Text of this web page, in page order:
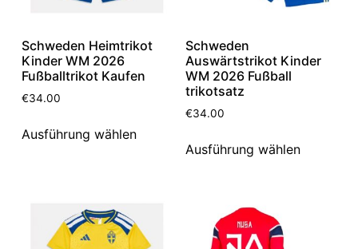
Schweden Heimtrikot
Kinder WM 2026
Fußballtrikot Kaufen
€34.00
Ausführung wählen
Schweden
Auswärtstrikot Kinder
WM 2026 Fußball
trikotsatz
€34.00
Ausführung wählen